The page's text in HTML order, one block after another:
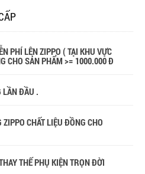
PHÍ LÊN ZIPPO ( TẠI KHU VỰC
CHO SẢN PHẨM >= 1000.000 Đ
LẦN ĐẦU .
CHẤT LIỆU ĐỒNG CHO
THẾ PHỤ KIỆN TRỌN ĐỜI